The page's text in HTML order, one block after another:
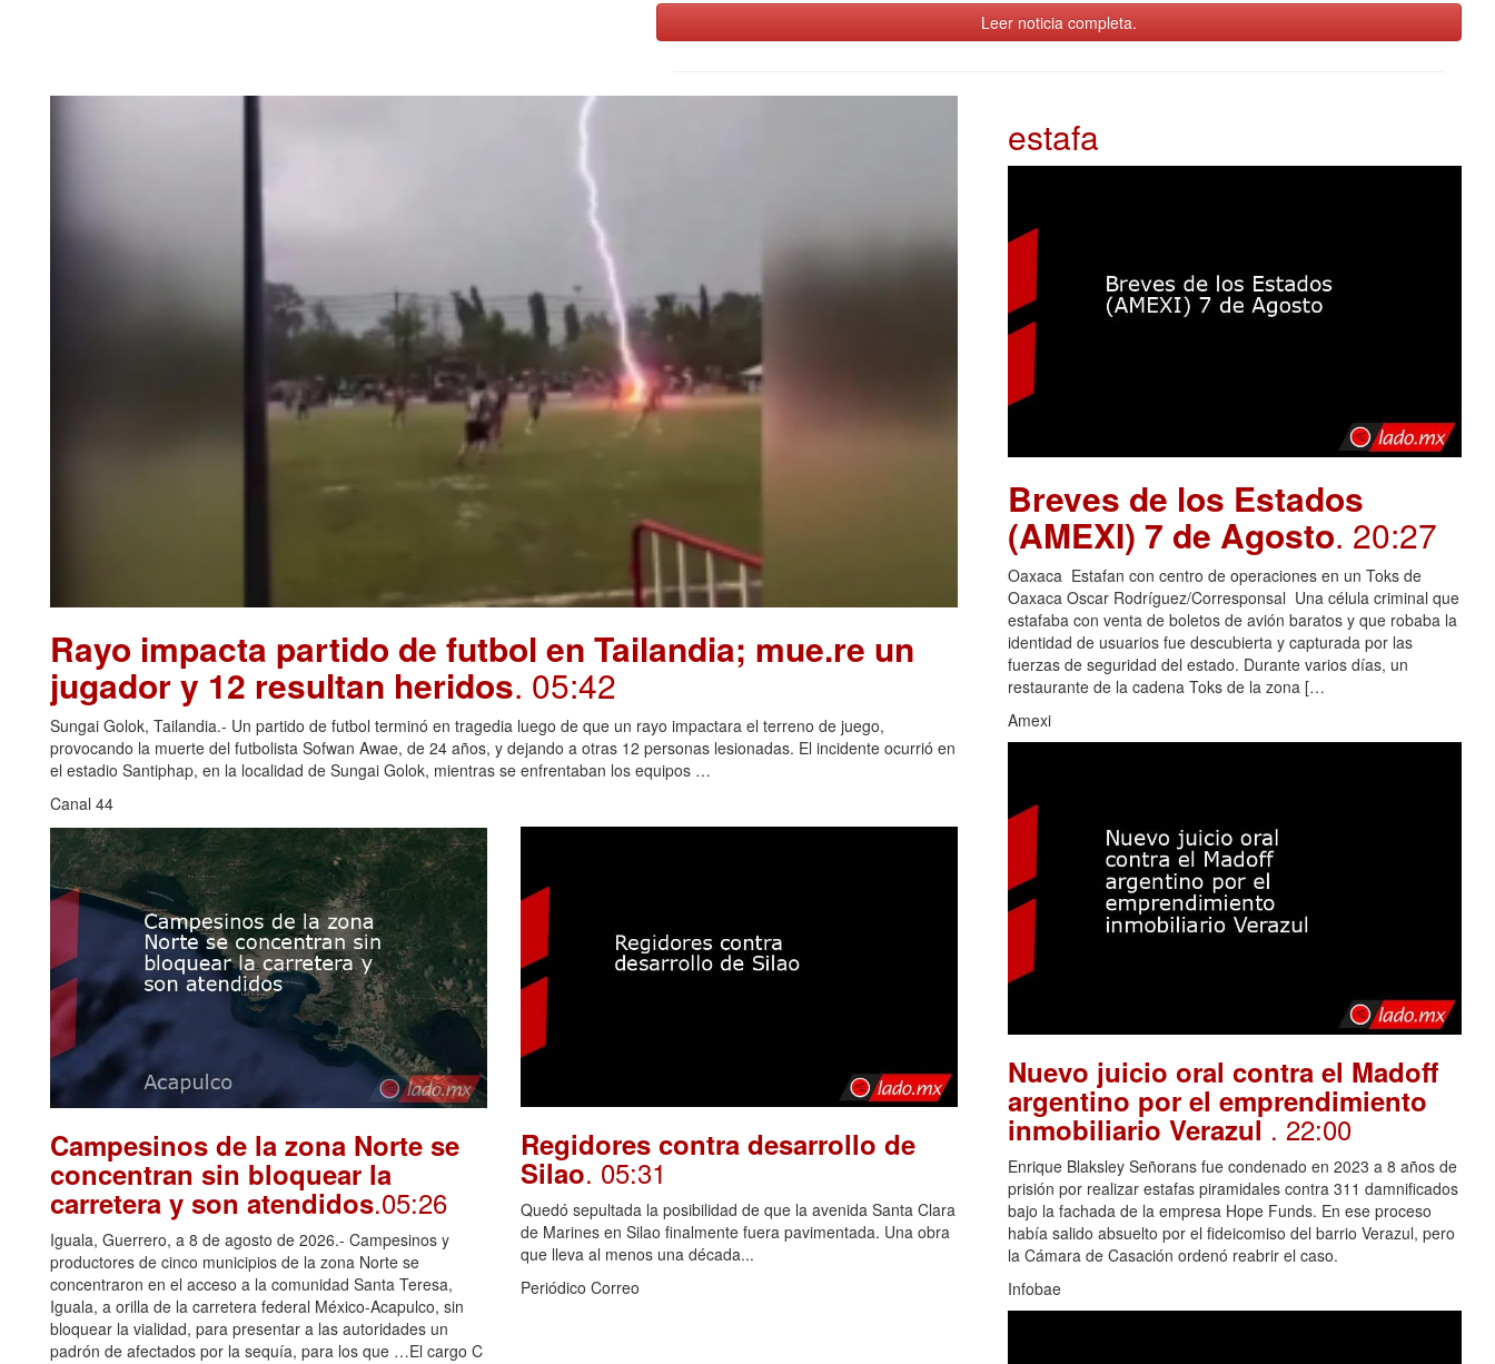
Leer noticia completa.
Rayo impacta partido de futbol en Tailandia; mue.re un
jugador y 12 resultan heridos. 05:42
Sungai Golok, Tailandia.- Un partido de futbol terminó en tragedia luego de que un rayo impactara el terreno de juego,
provocando la muerte del futbolista Sofwan Awae, de 24 años, y dejando a otras 12 personas lesionadas. El incidente ocurrió en
el estadio Santiphap, en la localidad de Sungai Golok, mientras se enfrentaban los equipos …
Canal 44
Campesinos de la zona Norte se
concentran sin bloquear la
carretera y son atendidos.05:26
Iguala, Guerrero, a 8 de agosto de 2026.- Campesinos y
productores de cinco municipios de la zona Norte se
concentraron en el acceso a la comunidad Santa Teresa,
Iguala, a orilla de la carretera federal México-Acapulco, sin
bloquear la vialidad, para presentar a las autoridades un
padrón de afectados por la sequía, para los que …El cargo C
Regidores contra desarrollo de
Silao. 05:31
Quedó sepultada la posibilidad de que la avenida Santa Clara
de Marines en Silao finalmente fuera pavimentada. Una obra
que lleva al menos una década...
Periódico Correo
estafa
Breves de los Estados
(AMEXI) 7 de Agosto. 20:27
Oaxaca Estafan con centro de operaciones en un Toks de
Oaxaca Oscar Rodríguez/Corresponsal Una célula criminal que
estafaba con venta de boletos de avión baratos y que robaba la
identidad de usuarios fue descubierta y capturada por las
fuerzas de seguridad del estado. Durante varios días, un
restaurante de la cadena Toks de la zona […
Amexi
Nuevo juicio oral contra el Madoff
argentino por el emprendimiento
inmobiliario Verazul . 22:00
Enrique Blaksley Señorans fue condenado en 2023 a 8 años de
prisión por realizar estafas piramidales contra 311 damnificados
bajo la fachada de la empresa Hope Funds. En ese proceso
había salido absuelto por el fideicomiso del barrio Verazul, pero
la Cámara de Casación ordenó reabrir el caso.
Infobae